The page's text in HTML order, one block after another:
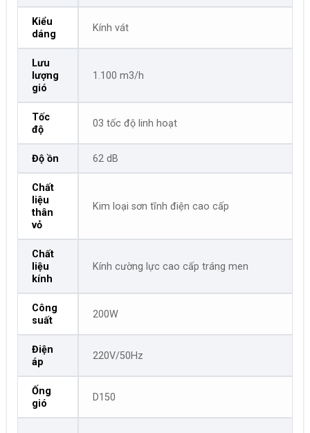
Kiểu
dáng
Kính vát
Lưu
lượng
gió
1.100 m3/h
Tốc
độ
03 tốc độ linh hoạt
Độ ồn 62 dB
Chất
liệu
thân
vỏ
Kim loại sơn tĩnh điện cao cấp
Chất
liệu
kính
Kính cường lực cao cấp tráng men
Công
suất
200W
Điện
áp
220V/50Hz
Ống
gió
D150